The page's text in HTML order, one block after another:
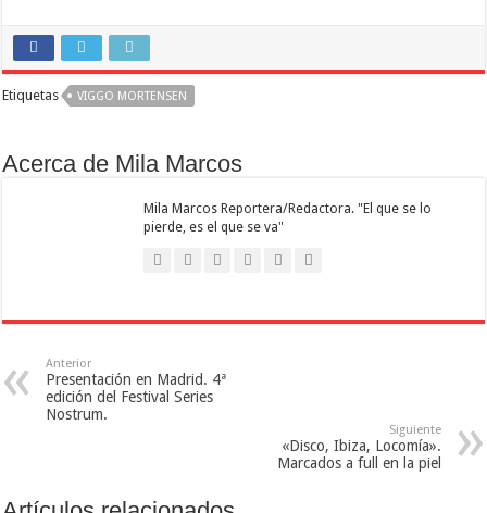
Etiquetas VIGGO MORTENSEN
Acerca de Mila Marcos
Mila Marcos Reportera/Redactora. "El que se lo
pierde, es el que se va"
Anterior
Presentación en Madrid. 4ª
edición del Festival Series
Nostrum.
Siguiente
«Disco, Ibiza, Locomía».
Marcados a full en la piel